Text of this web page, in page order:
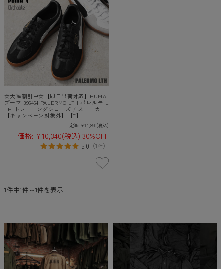
☆大幅割引中☆【即日出荷対応】PUMA
プーマ 396464 PALERMO LTH パレルモ L
TH トレーニングシューズ / スニーカー
【キャンペーン対象外】【T】
定価: ¥14,850(税込)
価格: ¥10,340(税込) 30%OFF
5.0 （1件）
1件中1件～1件を表示